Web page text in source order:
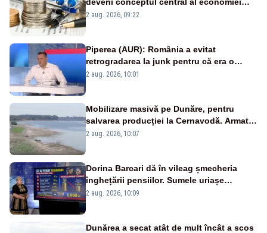
viitoare?
2 aug. 2026, 09:22
Piperea (AUR): România a evitat
retrogradarea la junk pentru că era o
catastrofă pentru bănci și fondurile de
2 aug. 2026, 10:01
Mobilizare masivă pe Dunăre, pentru
salvarea producției la Cernavodă. Armata
va detona o stâncă și va devia apa
2 aug. 2026, 10:07
Dorina Barcari dă în vileag șmecheria
înghețării pensiilor. Sumele uriașe
pierdute de fiecare român
2 aug. 2026, 10:09
Dunărea a secat atât de mult încât a scos